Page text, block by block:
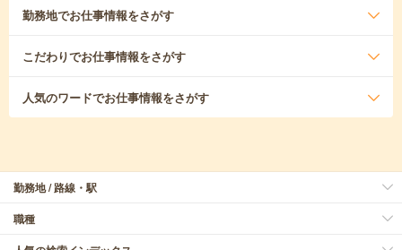
勤務地でお仕事情報をさがす
こだわりでお仕事情報をさがす
人気のワードでお仕事情報をさがす
勤務地 / 路線・駅
職種